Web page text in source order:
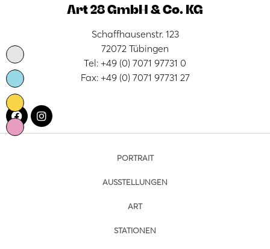
Art 28 GmbH & Co. KG
Schaffhausenstr. 123
72072 Tübingen
Tel: +49 (0) 7071 97731 0
Fax: +49 (0) 7071 97731 27
PORTRAIT
AUSSTELLUNGEN
ART
STATIONEN